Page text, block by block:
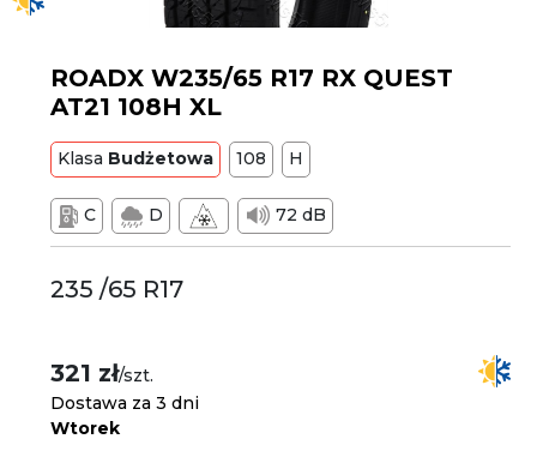
ROADX W235/65 R17 RX QUEST
AT21 108H XL
Klasa Budżetowa 108 H
C D 72 dB
235 /65 R17
321 zł/szt.
Dostawa za 3 dni
Wtorek